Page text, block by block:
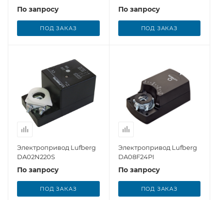
По запросу
ПОД ЗАКАЗ
По запросу
ПОД ЗАКАЗ
Электропривод Lufberg
DA02N220S
По запросу
ПОД ЗАКАЗ
Электропривод Lufberg
DA08F24PI
По запросу
ПОД ЗАКАЗ